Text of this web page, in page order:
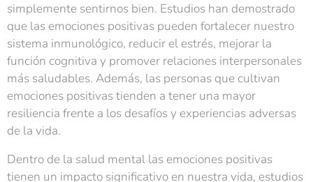
simplemente sentirnos bien. Estudios han demostrado
que las emociones positivas pueden fortalecer nuestro
sistema inmunológico, reducir el estrés, mejorar la
función cognitiva y promover relaciones interpersonales
más saludables. Además, las personas que cultivan
emociones positivas tienden a tener una mayor
resiliencia frente a los desafíos y experiencias adversas
de la vida.
Dentro de la salud mental las emociones positivas
tienen un impacto significativo en nuestra vida, estudios